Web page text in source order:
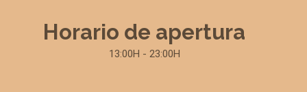
Horario de apertura
13:00H - 23:00H